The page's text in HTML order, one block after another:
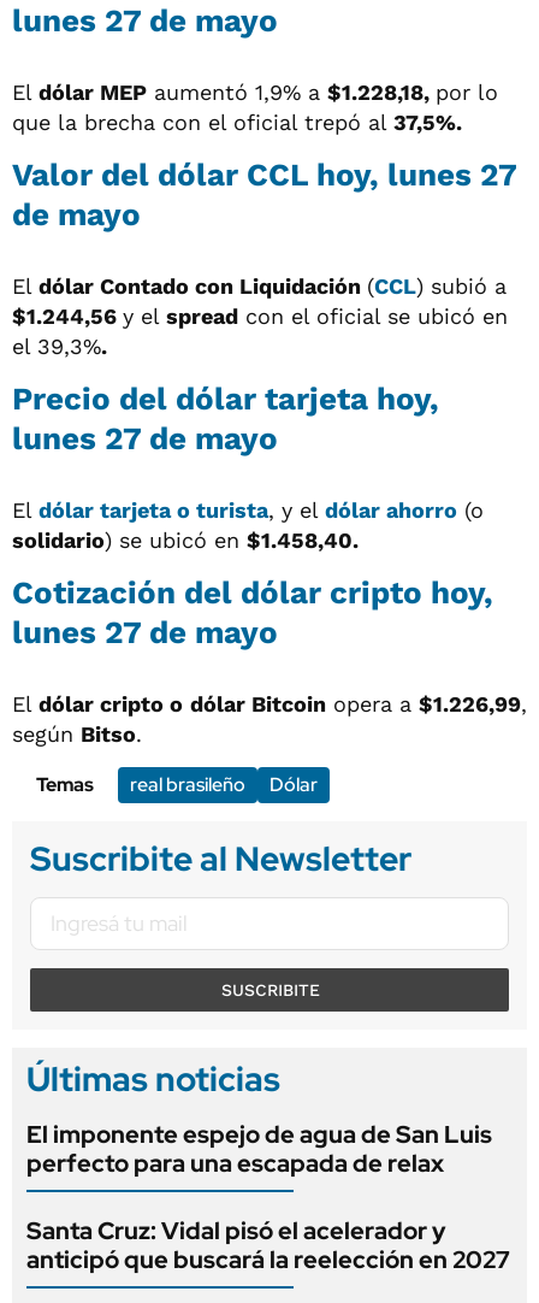
lunes 27 de mayo
El dólar MEP aumentó 1,9% a $1.228,18, por lo
que la brecha con el oficial trepó al 37,5%.
Valor del dólar CCL hoy, lunes 27
de mayo
El dólar Contado con Liquidación (CCL) subió a
$1.244,56 y el spread con el oficial se ubicó en
el 39,3%.
Precio del dólar tarjeta hoy,
lunes 27 de mayo
El dólar tarjeta o turista, y el dólar ahorro (o
solidario) se ubicó en $1.458,40.
Cotización del dólar cripto hoy,
lunes 27 de mayo
El dólar cripto o dólar Bitcoin opera a $1.226,99,
según Bitso.
Temas
real brasileño Dólar
Suscribite al Newsletter
SUSCRIBITE
Últimas noticias
El imponente espejo de agua de San Luis
perfecto para una escapada de relax
Santa Cruz: Vidal pisó el acelerador y
anticipó que buscará la reelección en 2027